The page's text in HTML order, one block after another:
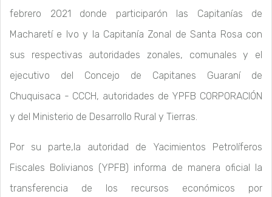
febrero 2021 donde participarón las Capitanías de
Macharetí e Ivo y la Capitanía Zonal de Santa Rosa con
sus respectivas autoridades zonales, comunales y el
ejecutivo del Concejo de Capitanes Guaraní de
Chuquisaca - CCCH, autoridades de YPFB CORPORACIÓN
y del Ministerio de Desarrollo Rural y Tierras.
Por su parte,la autoridad de Yacimientos Petrolíferos
Fiscales Bolivianos (YPFB) informa de manera oficial la
transferencia de los recursos económicos por